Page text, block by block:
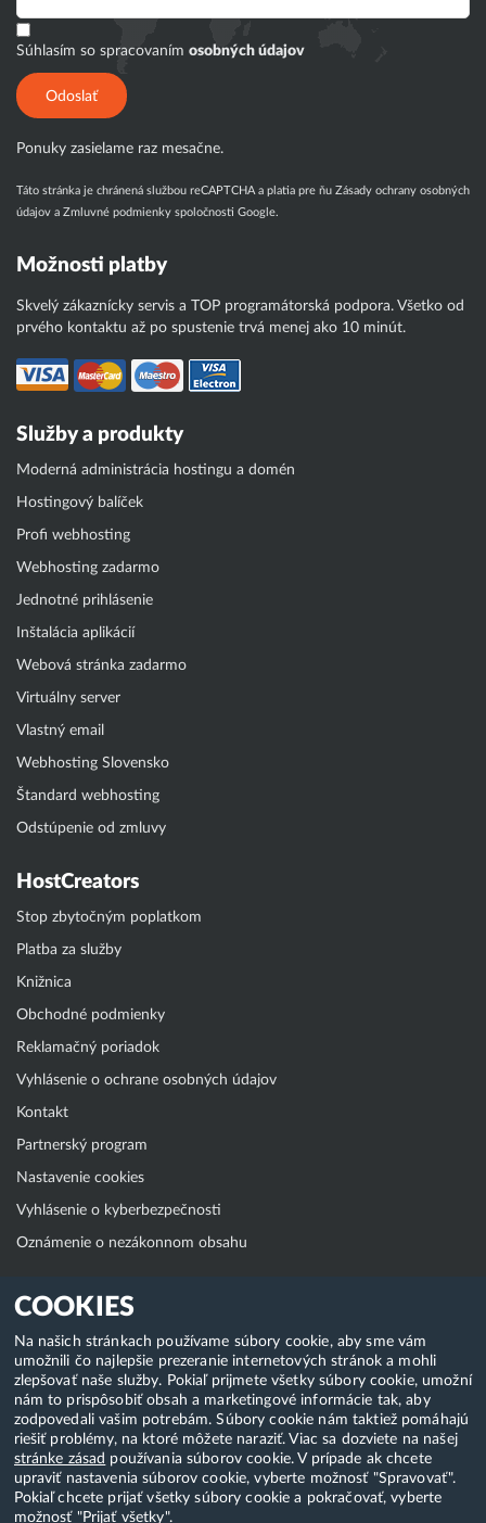
COOKIES
Na našich stránkach používame súbory cookie, aby sme vám
umožnili čo najlepšie prezeranie internetových stránok a mohli
zlepšovať naše služby. Pokiaľ prijmete všetky súbory cookie, umožní
nám to prispôsobiť obsah a marketingové informácie tak, aby
zodpovedali vašim potrebám. Súbory cookie nám taktiež pomáhajú
riešiť problémy, na ktoré môžete naraziť. Viac sa dozviete na našej
stránke zásad používania súborov cookie. V prípade ak chcete
upraviť nastavenia súborov cookie, vyberte možnosť "Spravovať".
Pokiaľ chcete prijať všetky súbory cookie a pokračovať, vyberte
možnosť "Prijať všetky".
Súhlasím so spracovaním osobných údajov
Odoslať
Ponuky zasielame raz mesačne.
Táto stránka je chránená službou reCAPTCHA a platia pre ňu Zásady ochrany osobných
údajov a Zmluvné podmienky spoločnosti Google.
Možnosti platby
Skvelý zákaznícky servis a TOP programátorská podpora. Všetko od
prvého kontaktu až po spustenie trvá menej ako 10 minút.
Služby a produkty
Moderná administrácia hostingu a domén
Hostingový balíček
Profi webhosting
Webhosting zadarmo
Jednotné prihlásenie
Inštalácia aplikácií
Webová stránka zadarmo
Virtuálny server
Vlastný email
Webhosting Slovensko
Štandard webhosting
Odstúpenie od zmluvy
HostCreators
Stop zbytočným poplatkom
Platba za služby
Knižnica
Obchodné podmienky
Reklamačný poriadok
Vyhlásenie o ochrane osobných údajov
Kontakt
Partnerský program
Nastavenie cookies
Vyhlásenie o kyberbezpečnosti
Oznámenie o nezákonnom obsahu
Klientská zóna
WebAdmin
WebMail
Zmena hesla (E-mail, FTP, SSH)
Webhosting
Domény